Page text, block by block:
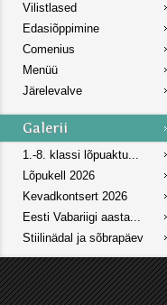
Vilistlased
Edasiõppimine
Comenius
Menüü
Järelevalve
1.-8. klassi lõpuaktu...
Lõpukell 2026
Kevadkontsert 2026
Eesti Vabariigi aasta...
Stiilinädal ja sõbrapäev